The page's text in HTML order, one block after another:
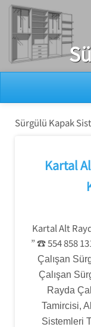
Ray Dolap Tamiri
Sürgülü Kapak
Kartal
Kartal Alt
” ☎ 554 858
Çalışan
Çalışan
Rayda
Tamircisi,
Sistemleri